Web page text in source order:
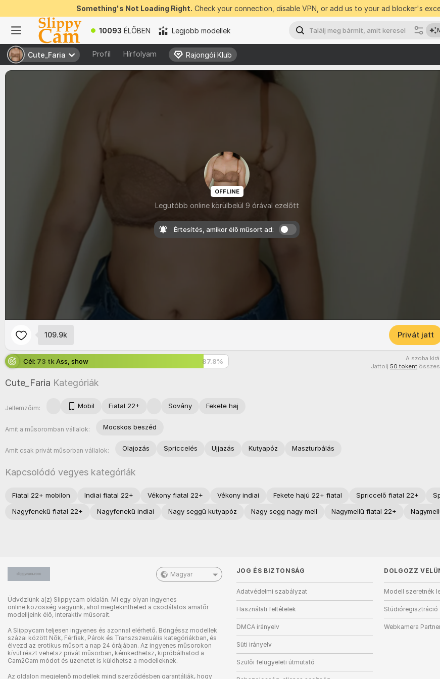
Something's Not Loading Right. Check your connection, disable VPN, or add us to your ad blocker's
10093 ÉLŐBEN Legjobb modellek
Cute_Faria Profil Hírfolyam Rajongói Klub
Cute_Faria Rajongói Klub
OFFLINE
Legutóbb online körülbelül 9 órával ezelőtt
Értesítés, amikor élő műsort ad:
109.9k Privát jatt
Cél: 73 tk Ass, show 87.8%
A szoba
Jattolj 50 tokent
Cute_Faria Kategóriák
Jellemzőim: Mobil Fiatal 22+ Sovány Fekete haj
Amit a műsoromban vállalok: Mocskos beszéd
Amit csak privát műsorban vállalok: Olajozás Spriccelés Ujjazás Kutyapóz Maszturbálás
Kapcsolódó vegyes kategóriák
Fiatal 22+ mobilon Indiai fiatal 22+ Vékony fiatal 22+ Vékony indiai Fekete hajú 22+ fiatal Spriccelő fiatal 22+
Nagyfenekű fiatal 22+
Nagyfenekű indiai Nagy seggű kutyapóz Nagy segg nagy mell Nagymellű fiatal 22+
Magyar
Üdvözlünk a(z) Slippycam oldalán. Mi egy olyan ingyenes
online közösség vagyunk, ahol megtekintheted a csodálatos amatőr
modelljeink élő, interaktív műsorait.
A Slippycam teljesen ingyenes és azonnal elérhető. Böngéssz modellek
százai között Nők, Férfiak, Párok és Transzszexuális kategóriákban, és
élvezd az erotikus műsort a nap 24 órájában. Az ingyenes műsorokon
kívül részt vehetsz privát műsorban, kémkedhetsz, kipróbálhatod a
Cam2Cam módot és üzenetet is küldhetsz a modelleknek.
Az oldalon megjelenő modellek mind szerződésben garantálják, hogy
JOG ÉS BIZTONSÁG
Adatvédelmi szabályzat
Használati feltételek
DMCA irányelv
Süti irányelv
Szülői felügyeleti útmutató
DOLGOZZ
Modell szeretnék
Stúdióregisztráció
Webkamera